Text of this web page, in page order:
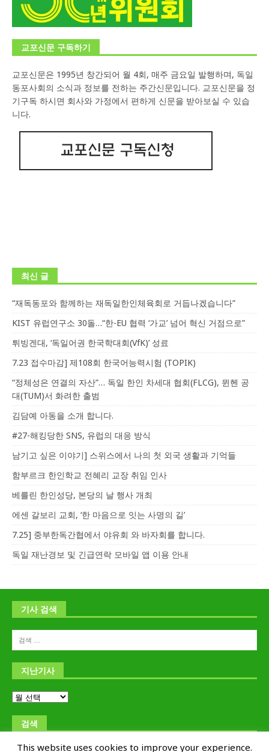
교포신문 구독하기
교포신문은 1995년 창간되어 월 4회, 매주 금요일 발행하며, 독일
동포사회의 소식과 정보를 전하는 주간신문입니다. 교포신문을 정
기구독 하시면 회사와 가정에서 편하게 신문을 받아보실 수 있습
니다.
최신 글
“재독동포와 함께하는 재독일한인체육회로 거듭나겠습니다”
KIST 유럽연구소 30돌…“한-EU 협력 ‘가교’ 넘어 혁신 거점으로”
튀빙겐대, ‘독일어권 한국학대회(VfK)’ 성료
7.23 접수마감] 제108회 한국어능력시험 (TOPIK)
“정체성은 연결의 자산”… 독일 한인 차세대 협회(FLCG), 뮌헨 공
대(TUM)서 화려한 출범
김담예 아동을 소개 합니다.
#27-해킹당한 SNS, 유럽의 대응 방식
남기고 싶은 이야기] 스위스에서 나의 첫 외국 생활과 기억들
함부르크 한인학교 전혜리 교장 취임 인사
베를린 한인성당, 본당의 날 행사 개최
에센 갈보리 교회, ‘한 마음으로 잇는 사명의 길’
7.25] 중부한독간협에서 야유회 와 바자회를 합니다.
독일 재난경보 및 긴급연락 모바일 앱 이용 안내
기사 검색
지난기사
검색
This website uses cookies to improve your experience.